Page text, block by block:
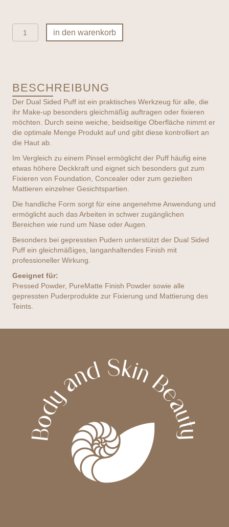
jane
iredale
Menge
in den warenkorb
BESCHREIBUNG
Der Dual Sided Puff ist ein praktisches Werkzeug für alle, die
ihr Make-up besonders gleichmäßig auftragen oder fixieren
möchten. Durch seine weiche, beidseitige Oberfläche nimmt er
die optimale Menge Produkt auf und gibt diese kontrolliert an
die Haut ab.
Im Vergleich zu einem Pinsel ermöglicht der Puff häufig eine
etwas höhere Deckkraft und eignet sich besonders gut zum
Fixieren von Foundation, Concealer oder zum gezielten
Mattieren einzelner Gesichtspartien.
Die handliche Form sorgt für eine angenehme Anwendung und
ermöglicht auch das Arbeiten in schwer zugänglichen
Bereichen wie rund um Nase oder Augen.
Besonders bei gepressten Pudern unterstützt der Dual Sided
Puff ein gleichmäßiges, langanhaltendes Finish mit
professioneller Wirkung.
Geeignet für:
Pressed Powder, PureMatte Finish Powder sowie alle
gepressten Puderprodukte zur Fixierung und Mattierung des
Teints.